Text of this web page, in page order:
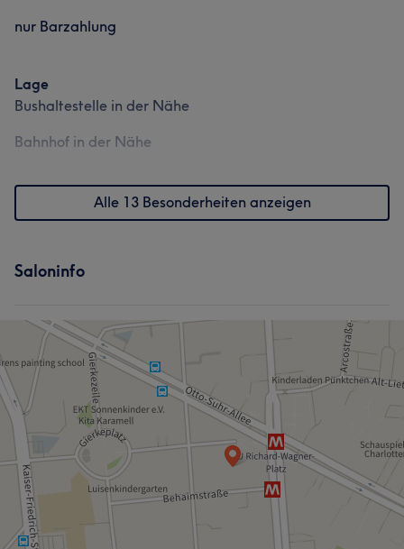
nur Barzahlung
Lage
Bushaltestelle in der Nähe
Bahnhof in der Nähe
Alle 13 Besonderheiten anzeigen
Saloninfo